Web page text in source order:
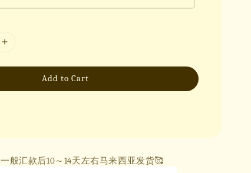
Add to Cart
般汇款后10～14天左右马来西亚发货🥰